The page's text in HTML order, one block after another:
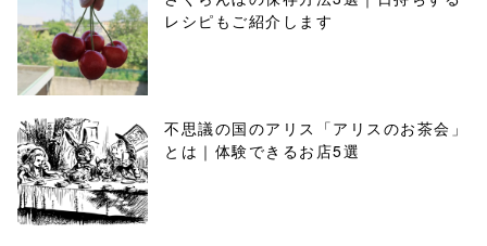
レシピもご紹介します
不思議の国のアリス「アリスのお茶会」
とは｜体験できるお店5選